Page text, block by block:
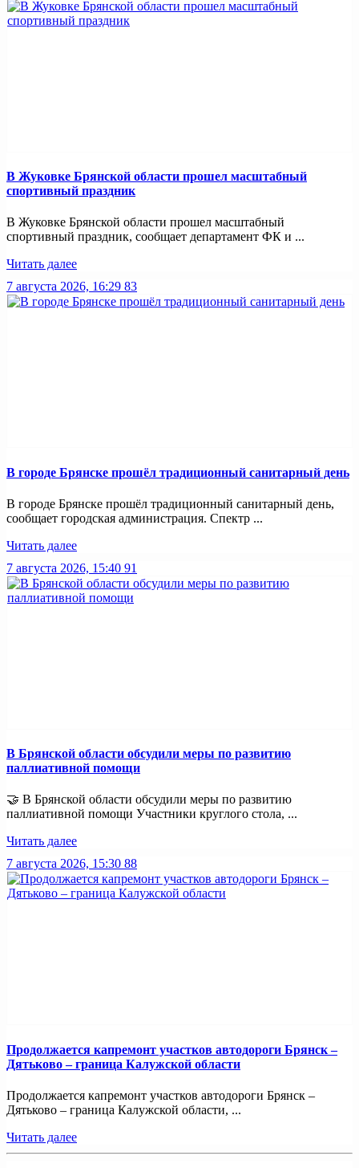
В Жуковке Брянской области прошел масштабный
спортивный праздник
В Жуковке Брянской области прошел масштабный
спортивный праздник, сообщает департамент ФК и ...
Читать далее
7 августа 2026, 16:29 83
В городе Брянске прошёл традиционный санитарный день
В городе Брянске прошёл традиционный санитарный день,
сообщает городская администрация. Спектр ...
Читать далее
7 августа 2026, 15:40 91
В Брянской области обсудили меры по развитию
паллиативной помощи
🤝 В Брянской области обсудили меры по развитию
паллиативной помощи Участники круглого стола, ...
Читать далее
7 августа 2026, 15:30 88
Продолжается капремонт участков автодороги Брянск –
Дятьково – граница Калужской области
Продолжается капремонт участков автодороги Брянск –
Дятьково – граница Калужской области, ...
Читать далее